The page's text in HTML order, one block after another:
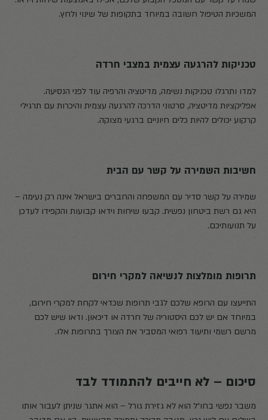
המשכיות הטיפול חשובה במיוחד בתקופות של שינוי ולחץ.
טכניקות להרגעה עצמית במצבי חרדה
למדו ותרגלו טכניקות נשימה, מדיטציה והרפיה עוד לפני הנסיעה.
אפליקציות מדיטציה, סרטוני הדרכה להרגעה עצמית והיכרות עם תרגילי
קרקוע יכולים להיות כלים חיוניים ברגעי מצוקה.
חשיבות השמירה על קשר עם הבית
שמירה על קשר סדיר עם המשפחה והחברים בישראל אינה רק נעימה –
היא גם רשת ביטחון נפשית. קבעו שיחות וידאו קבועות והקפידו לעדכן
על תנועותיכם.
תרופות מומלצות לנשיאה למקרי חירום
התייעצו עם הרופא שלכם לגבי תרופות שכדאי לקחת למקרי חירום,
במיוחד אם יש לכם היסטוריה של חרדה או דיכאון. ודאו שיש לכם
מרשם רשמי ותיעוד רפואי המסביר את הצורך בתרופות אלו.
סיכום – לא חייבים להתמודד לבד
משבר נפשי בחו״ל הוא לא גזירת גורל – הוא אתגר שניתן לעבור אותו